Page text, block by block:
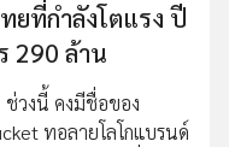
ยที่กำลังโตแรง ปี
290 ล้าน
ช่วงนี้ คงมีชื่อของ
ทอลายโลโกแบรนด์